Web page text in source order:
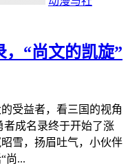
“尚文的凯旋”
受益者，看三国的视角
成名录终于开始了涨
雪，扬眉吐气，小伙伴
尚...